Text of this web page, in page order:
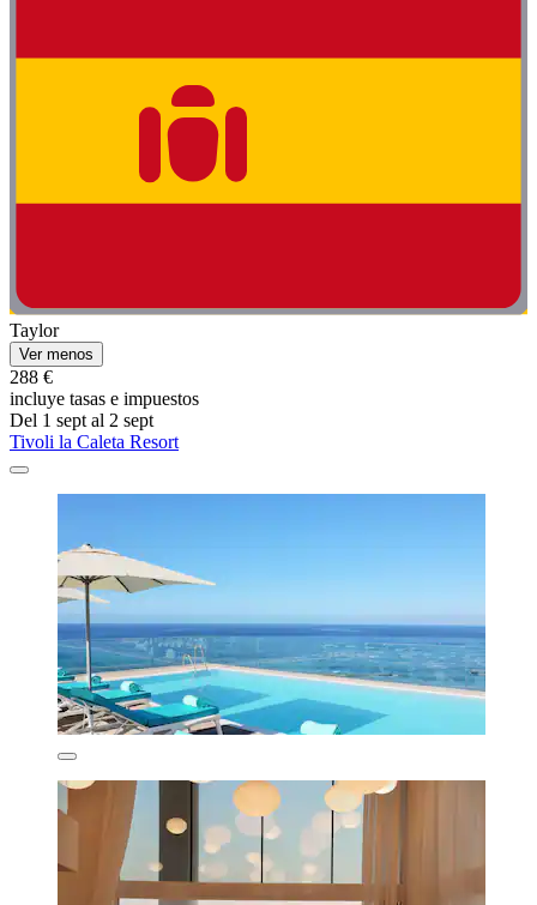
Taylor
Ver menos
288 €
incluye tasas e impuestos
Del 1 sept al 2 sept
Tivoli la Caleta Resort